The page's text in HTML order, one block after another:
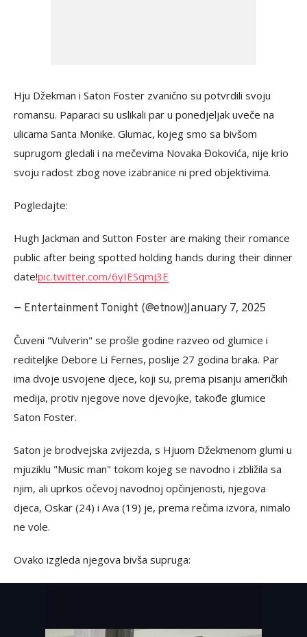
Hju Džekman i Saton Foster zvanično su potvrdili svoju
romansu. Paparaci su uslikali par u ponedjeljak uveče na
ulicama Santa Monike. Glumac, kojeg smo sa bivšom
suprugom gledali i na mečevima Novaka Đokovića, nije krio
svoju radost zbog nove izabranice ni pred objektivima.
Pogledajte:
Hugh Jackman and Sutton Foster are making their romance
public after being spotted holding hands during their dinner
date!pic.twitter.com/6yIESqmj3E
— Entertainment Tonight (@etnow)January 7, 2025
Čuveni "Vulverin" se prošle godine razveo od glumice i
rediteljke Debore Li Fernes, poslije 27 godina braka. Par
ima dvoje usvojene djece, koji su, prema pisanju američkih
medija, protiv njegove nove djevojke, takođe glumice
Saton Foster.
Saton je brodvejska zvijezda, s Hjuom Džekmenom glumi u
mjuziklu "Music man" tokom kojeg se navodno i zbližila sa
njim, ali uprkos očevoj navodnoj opčinjenosti, njegova
djeca, Oskar (24) i Ava (19) je, prema rečima izvora, nimalo
ne vole.
Ovako izgleda njegova bivša supruga: